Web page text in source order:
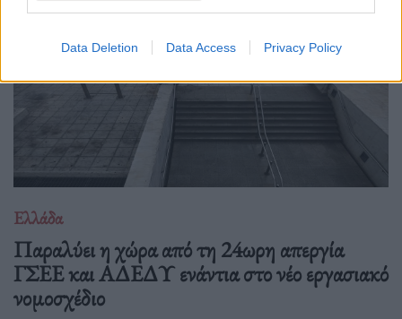
Data Deletion Data Access Privacy Policy
Ελλάδα
Παραλύει η χώρα από τη 24ωρη απεργία
ΓΣΕΕ και ΑΔΕΔΥ ενάντια στο νέο εργασιακό
νομοσχέδιο